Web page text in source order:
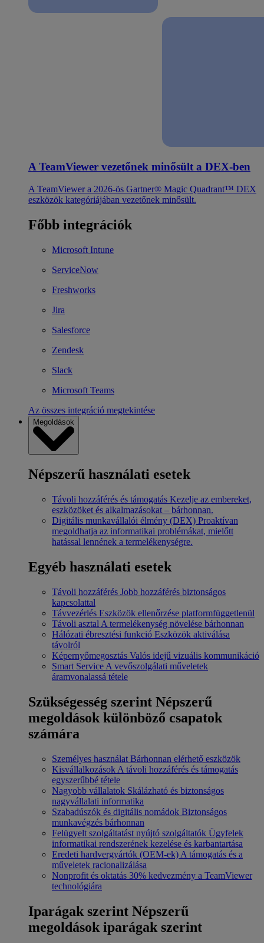
A TeamViewer vezetőnek minősült a DEX-ben
A TeamViewer a 2026-ös Gartner® Magic Quadrant™ DEX
eszközök kategóriájában vezetőnek minősült.
Főbb integrációk
Microsoft Intune
ServiceNow
Freshworks
Jira
Salesforce
Zendesk
Slack
Microsoft Teams
Az összes integráció megtekintése
Megoldások
Népszerű használati esetek
Távoli hozzáférés és támogatás Kezelje az embereket,
eszközöket és alkalmazásokat – bárhonnan.
Digitális munkavállalói élmény (DEX) Proaktívan
megoldhatja az informatikai problémákat, mielőtt
hatással lennének a termelékenységre.
Egyéb használati esetek
Távoli hozzáférés Jobb hozzáférés biztonságos
kapcsolattal
Távvezérlés Eszközök ellenőrzése platformfüggetlenül
Távoli asztal A termelékenység növelése bárhonnan
Hálózati ébresztési funkció Eszközök aktiválása
távolról
Képernyőmegosztás Valós idejű vizuális kommunikáció
Smart Service A vevőszolgálati műveletek
áramvonalassá tétele
Szükségesség szerint Népszerű
megoldások különböző csapatok
számára
Személyes használat Bárhonnan elérhető eszközök
Kisvállalkozások A távoli hozzáférés és támogatás
egyszerűbbé tétele
Nagyobb vállalatok Skálázható és biztonságos
nagyvállalati informatika
Szabadúszók és digitális nomádok Biztonságos
munkavégzés bárhonnan
Felügyelt szolgáltatást nyújtó szolgáltatók Ügyfelek
informatikai rendszerének kezelése és karbantartása
Eredeti hardvergyártók (OEM-ek) A támogatás és a
műveletek racionalizálása
Nonprofit és oktatás 30% kedvezmény a TeamViewer
technológiára
Iparágak szerint Népszerű
megoldások iparágak szerint